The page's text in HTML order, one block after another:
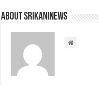
About srikaninews